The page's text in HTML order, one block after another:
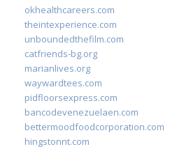
okhealthcareers.com
theintexperience.com
unboundedthefilm.com
catfriends-bg.org
marianlives.org
waywardtees.com
pidfloorsexpress.com
bancodevenezuelaen.com
bettermoodfoodcorporation.com
hingstonnt.com